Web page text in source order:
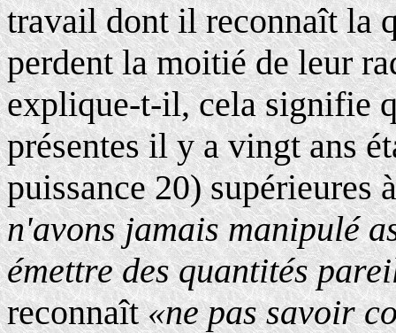
travail dont il reconnaît la
perdent la moitié de leur
explique-t-il, cela signifie
présentes il y a vingt ans
puissance 20)
n'avons jamais manipulé
émettre des quantités
reconnaît«ne pas savoir